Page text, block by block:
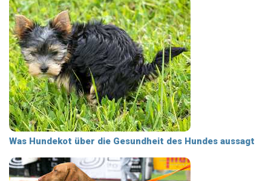
Was Hundekot über die Gesundheit des Hundes aussagt